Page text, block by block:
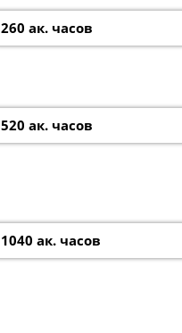
260 ак. часов
520 ак. часов
1040 ак. часов